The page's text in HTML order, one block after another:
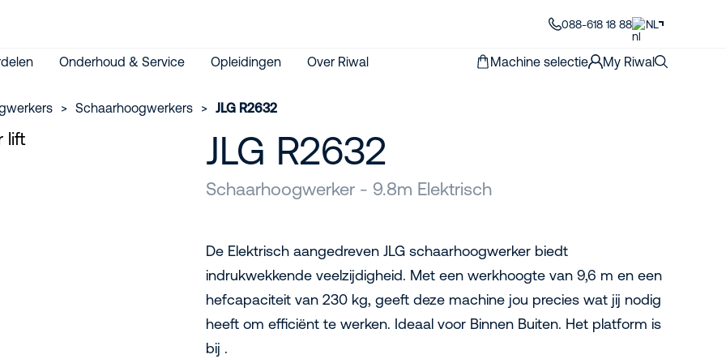
088-618 18 88 NL
Onderhoud & Service Opleidingen Over Riwal Machine selectie My Riwal
> Schaarhoogwerkers > JLG R2632
JLG R2632
Schaarhoogwerker - 9.8m Elektrisch
De Elektrisch aangedreven JLG schaarhoogwerker biedt
indrukwekkende veelzijdigheid. Met een werkhoogte van 9,6 m en een
hefcapaciteit van 230 kg, geeft deze machine jou precies wat jij nodig
heeft om efficiënt te werken. Ideaal voor Binnen Buiten. Het platform is
bij .